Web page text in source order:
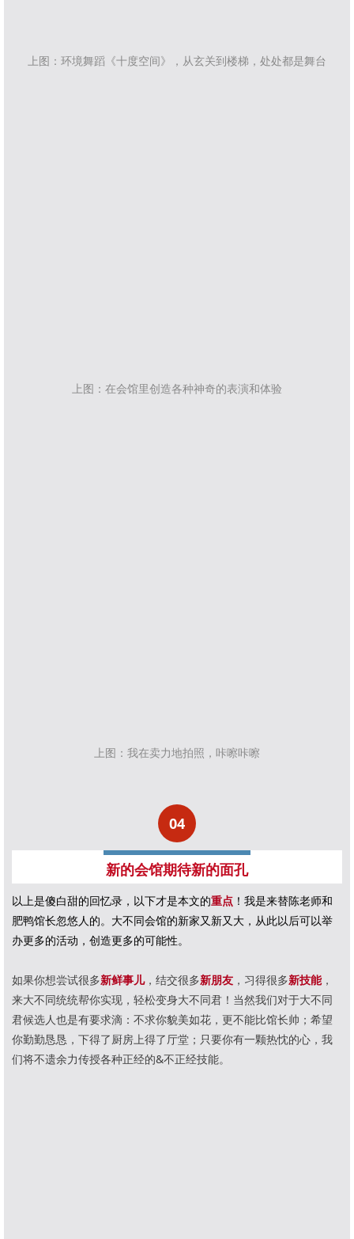
上图：环境舞蹈《十度空间》，从玄关到楼梯，处处都是舞台
上图：在会馆里创造各种神奇的表演和体验
上图：我在卖力地拍照，咔嚓咔嚓
04
新的会馆期待新的面孔
以上是傻白甜的回忆录，以下才是本文的重点 ！我是来替陈老师和
肥鸭馆长忽悠人的。大不同会馆的新家又新又大，从此以后可以举
办更多的活动，创造更多的可能性。
如果你想尝试很多新鲜事儿，结交很多新朋友 ，习得很多新技能，
来大不同统统帮你实现，轻松变身大不同君！ 当然我们对于大不同
君候选人也是有要求滴：不求你貌美如花，更不能比馆长帅；希望
你勤勤恳恳，下得了厨房上得了厅堂；只要你有一颗热忱的心，我
们将不遗余力传授各种正经的&不正经技能。